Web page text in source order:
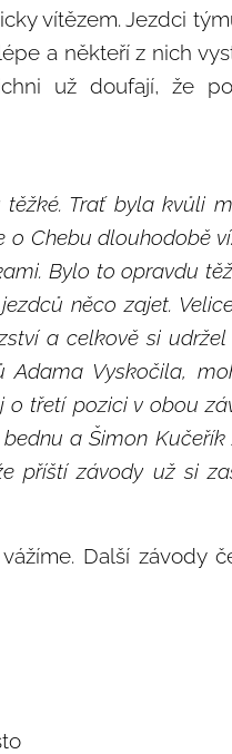
vítězem. Jezdci
a někteří z nich
už doufají, že
Trať byla kvůli
Chebu dlouhodobě
Bylo to opravdu
něco zajet.
a celkově si udržel
Adama Vyskočila,
o třetí pozici v obou
a Šimon Kučeřík
příští závody už si
Další závody